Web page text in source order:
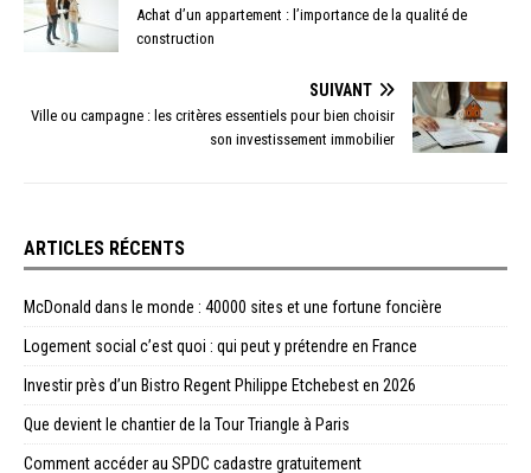
Achat d’un appartement : l’importance de la qualité de
construction
SUIVANT
Ville ou campagne : les critères essentiels pour bien choisir
son investissement immobilier
ARTICLES RÉCENTS
McDonald dans le monde : 40000 sites et une fortune foncière
Logement social c’est quoi : qui peut y prétendre en France
Investir près d’un Bistro Regent Philippe Etchebest en 2026
Que devient le chantier de la Tour Triangle à Paris
Comment accéder au SPDC cadastre gratuitement